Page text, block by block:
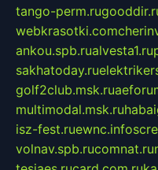
tango-perm.ru
webkrasotki.com
ankou.spb.rualvesta1.ru
sakhatoday.ru
golf2club.msk.ru
multimodal.msk.ru
isz-fest.ruewnc.info
volnav.spb.rucomnat.ru